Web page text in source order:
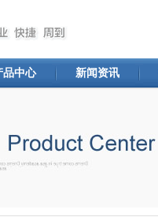
品中心 新闻资讯